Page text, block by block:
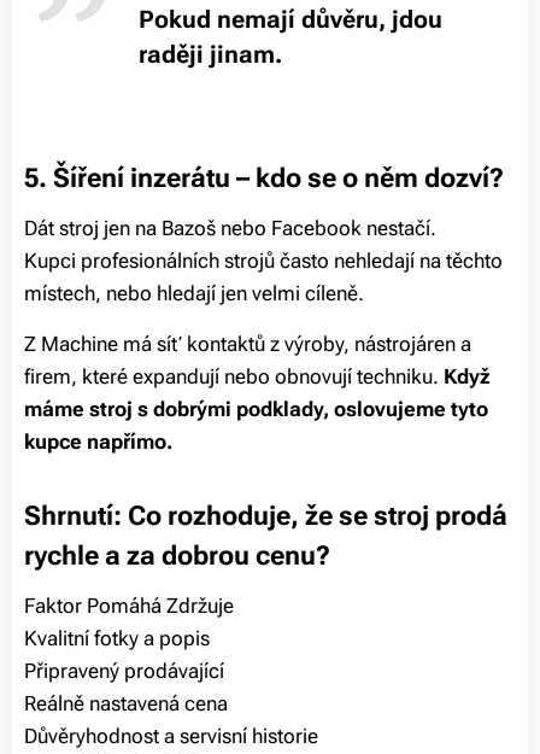
Pokud nemají důvěru, jdou
raději jinam.
5. Šíření inzerátu – kdo se o něm dozví?
Dát stroj jen na Bazoš nebo Facebook nestačí.
Kupci profesionálních strojů často nehledají na těchto
místech, nebo hledají jen velmi cíleně.
Z Machine má síť kontaktů z výroby, nástrojáren a
firem, které expandují nebo obnovují techniku. Když
máme stroj s dobrými podklady, oslovujeme tyto
kupce napřímo.
Shrnutí: Co rozhoduje, že se stroj prodá
rychle a za dobrou cenu?
Faktor Pomáhá Zdržuje
Kvalitní fotky a popis ✅ ❌
Připravený prodávající ✅ ❌
Reálně nastavená cena ✅ ❌
Důvěryhodnost a servisní historie ✅ ❌